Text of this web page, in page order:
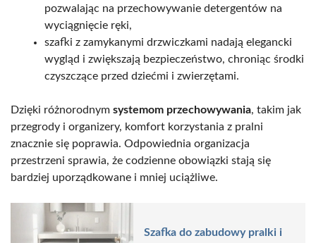
pozwalając na przechowywanie detergentów na
wyciągnięcie ręki,
szafki z zamykanymi drzwiczkami nadają elegancki
wygląd i zwiększają bezpieczeństwo, chroniąc środki
czyszczące przed dziećmi i zwierzętami.
Dzięki różnorodnym systemom przechowywania, takim jak
przegrody i organizery, komfort korzystania z pralni
znacznie się poprawia. Odpowiednia organizacja
przestrzeni sprawia, że codzienne obowiązki stają się
bardziej uporządkowane i mniej uciążliwe.
Szafka do zabudowy pralki i